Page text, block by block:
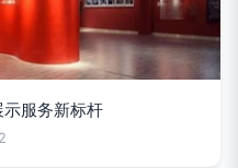
服务新标杆